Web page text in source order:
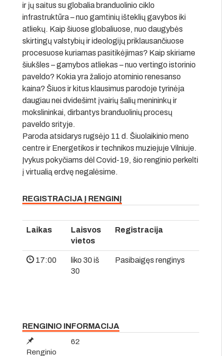
ir jų saitus su globalia branduolinio ciklo
infrastruktūra – nuo gamtinių išteklių gavybos iki
atliekų. Kaip šiuose globaliuose, nuo daugybės
skirtingų valstybių ir ideologijų priklausančiuose
procesuose kuriamas pasitikėjimas? Kaip skiriame
šiukšles – gamybos atliekas – nuo vertingo istorinio
paveldo? Kokia yra žaliojo atominio renesanso
kaina? Šiuos ir kitus klausimus parodoje tyrinėja
daugiau nei dvidešimt įvairių šalių menininkų ir
mokslininkai, dirbantys branduolinių procesų
paveldo srityje.
Paroda atsidarys rugsėjo 11 d. Šiuolaikinio meno
centre ir Energetikos ir technikos muziejuje Vilniuje.
Įvykus pokyčiams dėl Covid-19, šio renginio perkelti
į virtualią erdvę negalėsime.
REGISTRACIJA Į RENGINĮ
Laikas
Laisvos
vietos
Registracija
17:00
liko 30 iš
30
Pasibaigęs renginys
RENGINIO INFORMACIJA
Renginio
62